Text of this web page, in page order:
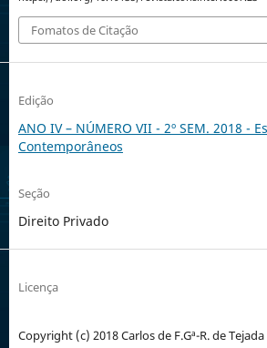
Fomatos de Citação
Edição
ANO IV – NÚMERO VII - 2º SEM. 2018 -
Contemporâneos
Seção
Direito Privado
Licença
Copyright (c) 2018 Carlos de F.Gª-R. de Tejada